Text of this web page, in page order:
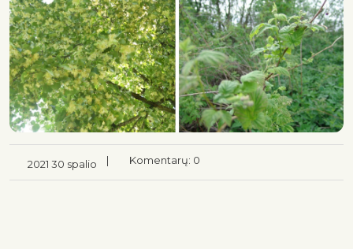
2021 30 spalio | Komentarų: 0